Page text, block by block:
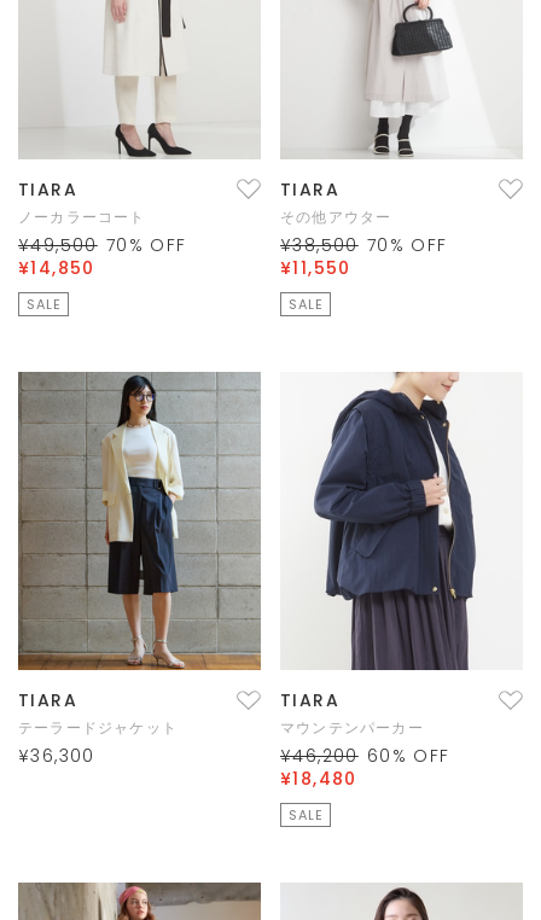
TIARA
ノーカラーコート
¥49,500 70 % OFF
¥14,850
SALE
TIARA
その他アウター
¥38,500 70 % OFF
¥11,550
SALE
TIARA
テーラードジャケット
¥36,300
TIARA
マウンテンパーカー
¥46,200 60 % OFF
¥18,480
SALE